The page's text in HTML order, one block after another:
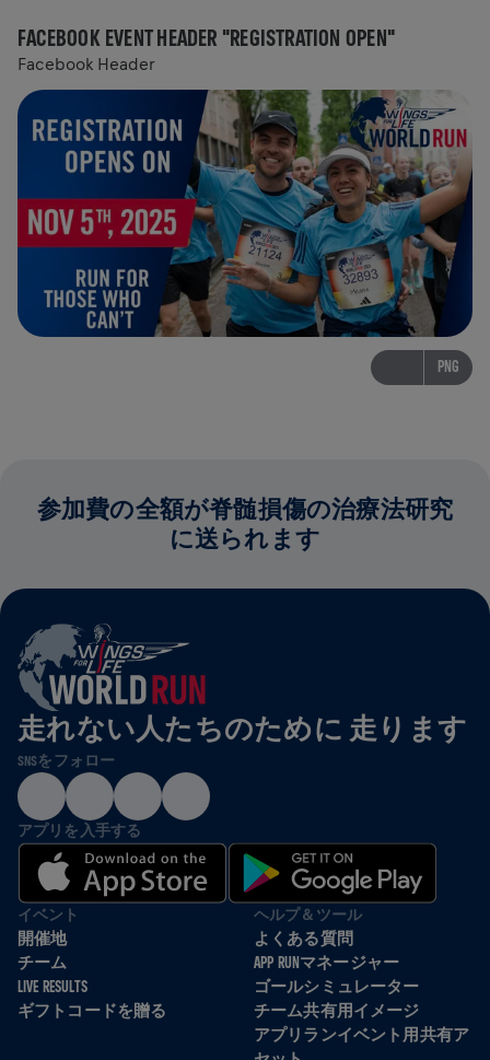
FACEBOOK EVENT HEADER "REGISTRATION OPEN"
Facebook Header
PNG
参加費の全額が脊髄損傷の治療法研究
に送られます
走れない人たちのために 走ります
SNSをフォロー
アプリを入手する
イベント
開催地
チーム
LIVE RESULTS
ギフトコードを贈る
ヘルプ＆ツール
よくある質問
APP RUNマネージャー
ゴールシミュレーター
チーム共有用イメージ
アプリランイベント用共有ア